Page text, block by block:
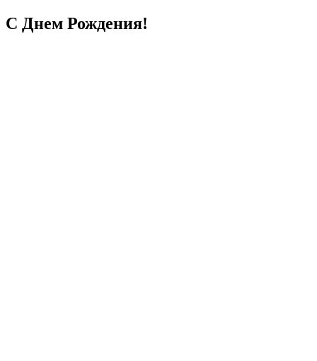
С Днем Рождения!